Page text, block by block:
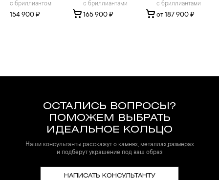
с бриллиантом
154 900 ₽
с бриллиантами
165 900 ₽
с бриллиантами
от 187 900 ₽
ОСТАЛИСЬ ВОПРОСЫ?
ПОМОЖЕМ ВЫБРАТЬ
ИДЕАЛЬНОЕ КОЛЬЦО
Наши консультанты расскажут о камнях, металлах,размерах
и подберут украшение под ваш образ
НАПИСАТЬ КОНСУЛЬТАНТУ